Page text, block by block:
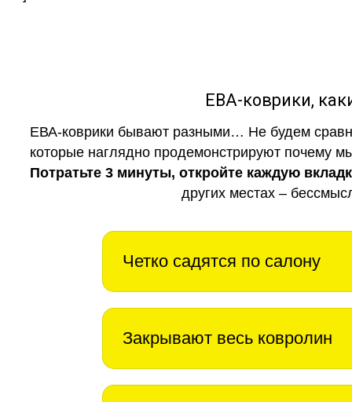
ЕВА-коврики,
ЕВА-коврики бывают разными… Не будем
которые наглядно продемонстрируют почему
Потратьте 3 минуты, откройте каждую
других местах –
Четко садятся по салону
Закрывают весь ковролин